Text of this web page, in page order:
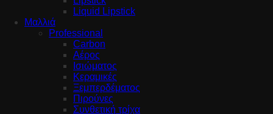
Liquid Lipstick
Μαλλιά
Professional
Carbon
Αέρος
Ισιώματος
Κεραμικές
Ξεμπερδέματος
Πιρούνες
Συνθετική τρίχα